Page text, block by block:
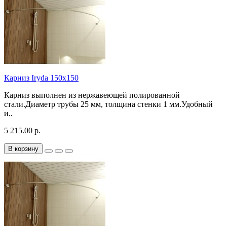
Карниз Iryda 150x150
Карниз выполнен из нержавеющей полированной
стали.Диаметр трубы 25 мм, толщина стенки 1 мм.Удобный
и..
5 215.00 р.
В корзину